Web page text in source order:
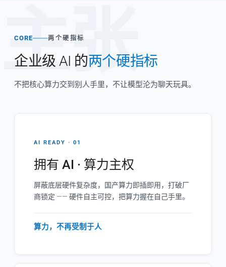
主张
CORE 两个硬指标
企业级 AI 的两个硬指标
不把核心算力交到别人手里，不让模型沦为聊天玩具。
AI READY · 01
拥有 AI · 算力主权
屏蔽底层硬件复杂度，国产算力即插即用，打破厂
商锁定 —— 硬件自主可控，把算力握在自己手里。
算力，不再受制于人